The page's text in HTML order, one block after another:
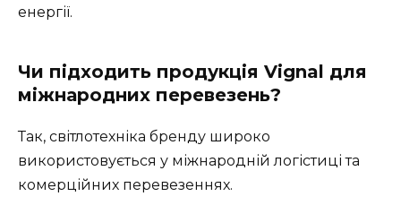
енергії.
Чи підходить продукція Vignal для
міжнародних перевезень?
Так, світлотехніка бренду широко
використовується у міжнародній логістиці та
комерційних перевезеннях.